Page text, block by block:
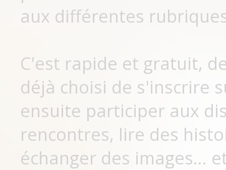
aux différentes
C'est rapide et gratuit,
déjà choisi de s'inscrire
ensuite participer aux
rencontres, lire des
échanger des images...